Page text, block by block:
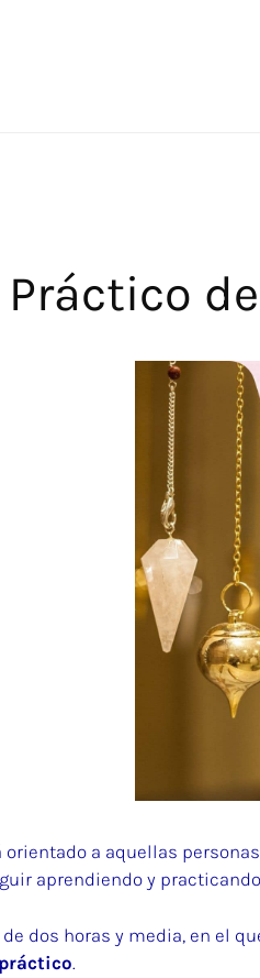
orientado a aquellas
aprendiendo y
dos horas y media, en el
.